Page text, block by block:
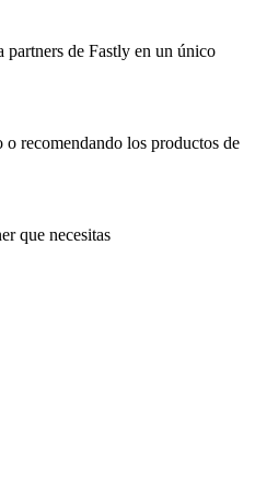
partners de Fastly en un único
recomendando los productos de
que necesitas